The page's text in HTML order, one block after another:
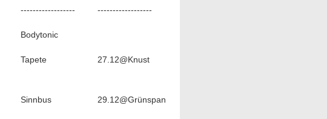
------------------ ------------------
Bodytonic
Tapete 27.12@Knust
Sinnbus 29.12@Grünspan